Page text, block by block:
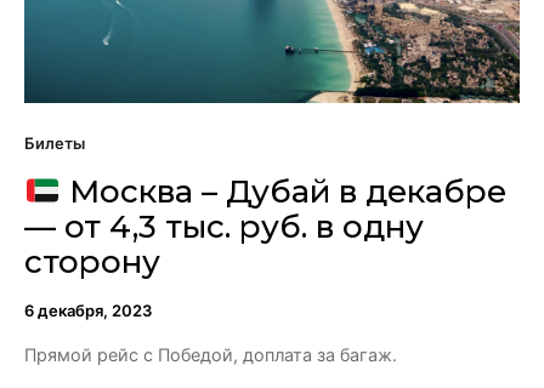
Билеты
Москва – Дубай в декабре
— от 4,3 тыс. руб. в одну
сторону
6 декабря, 2023
Прямой рейс с Победой, доплата за багаж.